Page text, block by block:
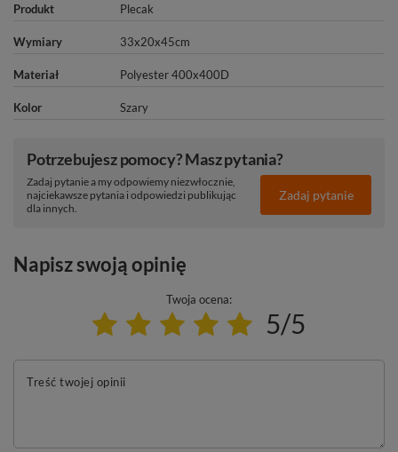
Produkt Plecak
Wymiary 33x20x45cm
Materiał Polyester 400x400D
Kolor Szary
Potrzebujesz pomocy? Masz pytania?
Zadaj pytanie a my odpowiemy niezwłocznie,
najciekawsze pytania i odpowiedzi publikując
dla innych.
Zadaj pytanie
Napisz swoją opinię
Twoja ocena:
5/5
Treść twojej opinii